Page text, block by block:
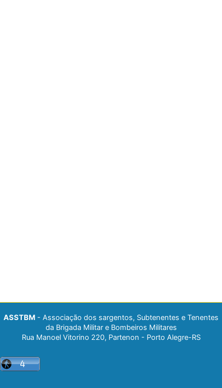
ASSTBM - Associação dos sargentos, Subtenentes e Tenentes
da Brigada Militar e Bombeiros Militares
Rua Manoel Vitorino 220, Partenon - Porto Alegre-RS